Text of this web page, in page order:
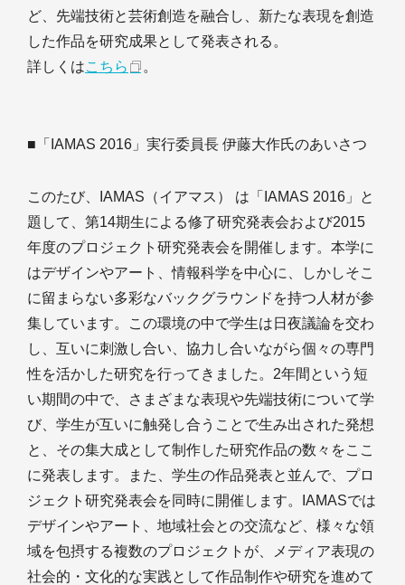
ど、先端技術と芸術創造を融合し、新たな表現を創造
した作品を研究成果として発表される。
詳しくはこちら 。
■「IAMAS 2016」実行委員長 伊藤大作氏のあいさつ
このたび、IAMAS（イアマス） は「IAMAS 2016」と
題して、第14期生による修了研究発表会および2015
年度のプロジェクト研究発表会を開催します。本学に
はデザインやアート、情報科学を中心に、しかしそこ
に留まらない多彩なバックグラウンドを持つ人材が参
集しています。この環境の中で学生は日夜議論を交わ
し、互いに刺激し合い、協力し合いながら個々の専門
性を活かした研究を行ってきました。2年間という短
い期間の中で、さまざまな表現や先端技術について学
び、学生が互いに触発し合うことで生み出された発想
と、その集大成として制作した研究作品の数々をここ
に発表します。また、学生の作品発表と並んで、プロ
ジェクト研究発表会を同時に開催します。IAMASでは
デザインやアート、地域社会との交流など、様々な領
域を包摂する複数のプロジェクトが、メディア表現の
社会的・文化的な実践として作品制作や研究を進めて